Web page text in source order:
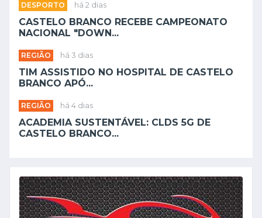
DESPORTO há 2 dias
CASTELO BRANCO RECEBE CAMPEONATO
NACIONAL "DOWN...
REGIÃO há 3 dias
TIM ASSISTIDO NO HOSPITAL DE CASTELO
BRANCO APÓ...
REGIÃO há 4 dias
ACADEMIA SUSTENTÁVEL: CLDS 5G DE
CASTELO BRANCO...